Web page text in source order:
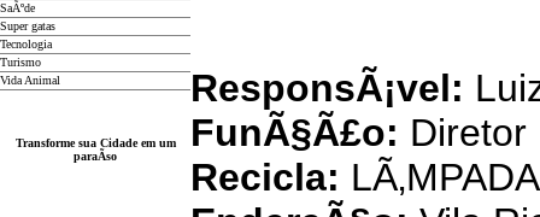
SaÃºde
Super gatas
Tecnologia
Turismo
Vida Animal
Transforme sua Cidade em um
paraÃ­so
ResponsÃ¡vel:
FunÃ§Ã£o: Diretor
Recicla: